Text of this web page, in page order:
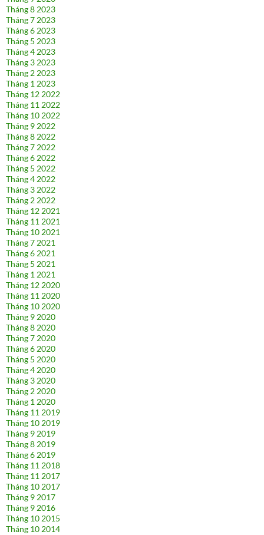
Tháng 8 2023
Tháng 7 2023
Tháng 6 2023
Tháng 5 2023
Tháng 4 2023
Tháng 3 2023
Tháng 2 2023
Tháng 1 2023
Tháng 12 2022
Tháng 11 2022
Tháng 10 2022
Tháng 9 2022
Tháng 8 2022
Tháng 7 2022
Tháng 6 2022
Tháng 5 2022
Tháng 4 2022
Tháng 3 2022
Tháng 2 2022
Tháng 12 2021
Tháng 11 2021
Tháng 10 2021
Tháng 7 2021
Tháng 6 2021
Tháng 5 2021
Tháng 1 2021
Tháng 12 2020
Tháng 11 2020
Tháng 10 2020
Tháng 9 2020
Tháng 8 2020
Tháng 7 2020
Tháng 6 2020
Tháng 5 2020
Tháng 4 2020
Tháng 3 2020
Tháng 2 2020
Tháng 1 2020
Tháng 11 2019
Tháng 10 2019
Tháng 9 2019
Tháng 8 2019
Tháng 6 2019
Tháng 11 2018
Tháng 11 2017
Tháng 10 2017
Tháng 9 2017
Tháng 9 2016
Tháng 10 2015
Tháng 10 2014